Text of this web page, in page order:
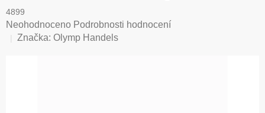
4899
Průměrné
hodnocení
Neohodnoceno Podrobnosti hodnocení
Značka: Olymp Handels